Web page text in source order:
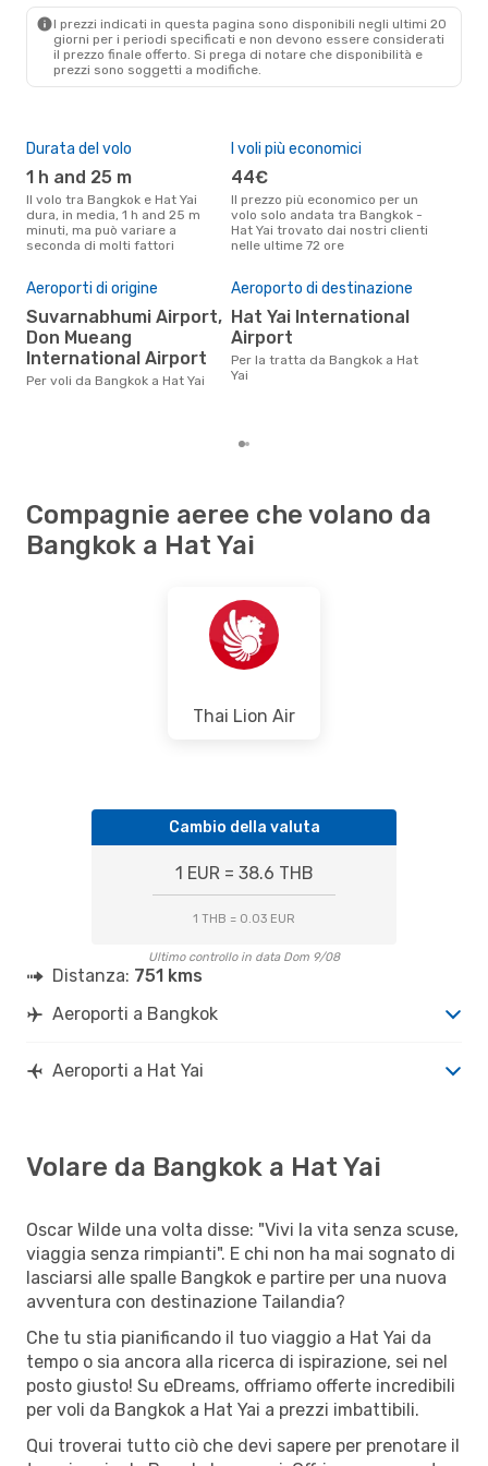
I prezzi indicati in questa pagina sono disponibili negli ultimi 20
giorni per i periodi specificati e non devono essere considerati
il ​​prezzo finale offerto. Si prega di notare che disponibilità e
prezzi sono soggetti a modifiche.
Durata del volo
1 h and 25 m
Il volo tra Bangkok e Hat Yai
dura, in media, 1 h and 25 m
minuti, ma può variare a
seconda di molti fattori
I voli più economici
44€
Il prezzo più economico per un
volo solo andata tra Bangkok -
Hat Yai trovato dai nostri clienti
nelle ultime 72 ore
Aeroporti di origine
Suvarnabhumi Airport,
Don Mueang
International Airport
Per voli da Bangkok a Hat Yai
Aeroporto di destinazione
Hat Yai International
Airport
Per la tratta da Bangkok a Hat
Yai
Compagnie aeree che volano da
Bangkok a Hat Yai
Thai Lion Air
Cambio della valuta
1 EUR = 38.6 THB
1 THB = 0.03 EUR
Ultimo controllo in data Dom 9/08
Distanza: 751 kms
Aeroporti a Bangkok
Aeroporti a Hat Yai
Volare da Bangkok a Hat Yai
Oscar Wilde una volta disse: "Vivi la vita senza scuse,
viaggia senza rimpianti". E chi non ha mai sognato di
lasciarsi alle spalle Bangkok e partire per una nuova
avventura con destinazione Tailandia?
Che tu stia pianificando il tuo viaggio a Hat Yai da
tempo o sia ancora alla ricerca di ispirazione, sei nel
posto giusto! Su eDreams, offriamo offerte incredibili
per voli da Bangkok a Hat Yai a prezzi imbattibili.
Qui troverai tutto ciò che devi sapere per prenotare il